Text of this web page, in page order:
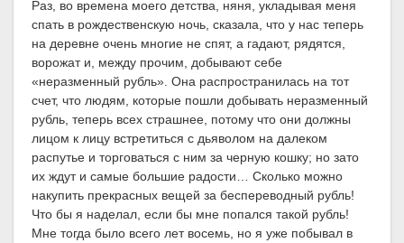
Раз, во времена моего детства, няня, укладывая меня
спать в рождественскую ночь, сказала, что у нас теперь
на деревне очень многие не спят, а гадают, рядятся,
ворожат и, между прочим, добывают себе
«неразменный рубль». Она распространилась на тот
счет, что людям, которые пошли добывать неразменный
рубль, теперь всех страшнее, потому что они должны
лицом к лицу встретиться с дьяволом на далеком
распутье и торговаться с ним за черную кошку; но зато
их ждут и самые большие радости… Сколько можно
накупить прекрасных вещей за беспереводный рубль!
Что бы я наделал, если бы мне попался такой рубль!
Мне тогда было всего лет восемь, но я уже побывал в